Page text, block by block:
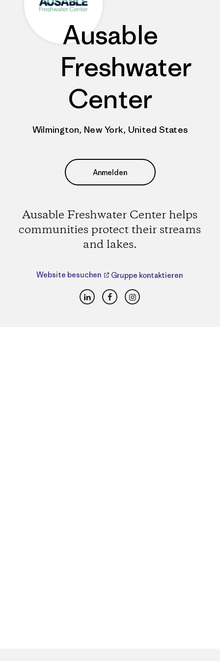
Ausable
Freshwater
Center
Wilmington, New York, United States
Anmelden
Ausable Freshwater Center helps
communities protect their streams
and lakes.
Website besuchen Gruppe kontaktieren
LinkedInFacebookInstagram